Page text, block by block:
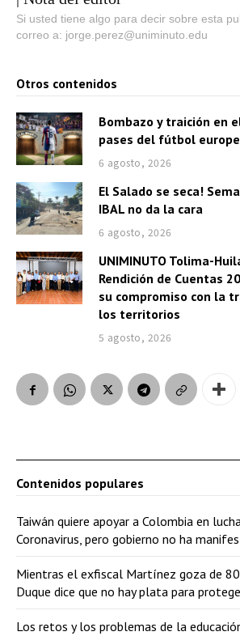
Si usted tiene algo para decir sobre esta
correo a: jorge.perez@uniminuto.edu
Otros contenidos
Bombazo y traición en
pases del fútbol
6 agosto, 2026
El Salado se seca!
IBAL no da la cara
6 agosto, 2026
UNIMINUTO Tolima-
Rendición de Cuentas
su compromiso con la
los territorios
5 agosto, 2026
Contenidos populares
Taiwán quiere apoyar a Colombia en
Coronavirus, pero gobierno no ha
Mientras el exfiscal Martínez goza de
Duque dice que no hay plata para
Los retos y los problemas de la